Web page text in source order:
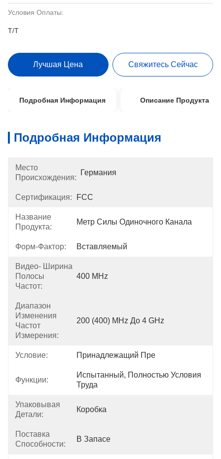
Условия Оплаты:
T/T
Лучшая Цена Свяжитесь Сейчас
Подробная Информация Описание Продукта
Подробная Информация
Место
Происхождения:
Германия
Сертификация: FCC
Название
Продукта:
Метр Силы Одиночного Канала
Форм-Фактор: Вставляемый
Видео- Ширина
Полосы
Частот:
400 MHz
Диапазон
Изменения
Частот
Измерения:
200 (400) MHz До 4 GHz
Условие: Принадлежащий Пре
Функции:
Испытанный, Полностью Условия
Труда
Упаковывая
Детали:
Коробка
Поставка
Способности:
В Запасе